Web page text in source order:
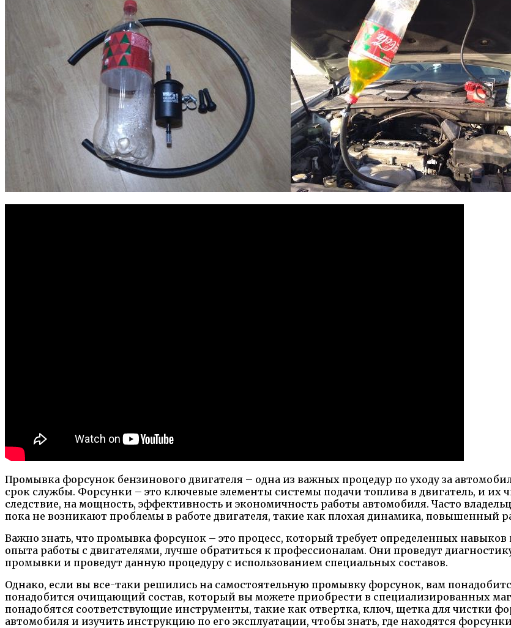
Промывка форсунок бензинового двигателя – одна из важных процедур по уходу за
срок службы. Форсунки – это ключевые элементы системы подачи топлива в двигатель, и их
следствие, на мощность, эффективность и экономичность работы автомобиля. Часто
пока не возникают проблемы в работе двигателя, такие как плохая динамика, повышенный
Важно знать, что промывка форсунок – это процесс, который требует определенных навыков
опыта работы с двигателями, лучше обратиться к профессионалам. Они проведут
промывки и проведут данную процедуру с использованием специальных составов.
Однако, если вы все-таки решились на самостоятельную промывку форсунок, вам
понадобится очищающий состав, который вы можете приобрести в специализированных
понадобятся соответствующие инструменты, такие как отвертка, ключ, щетка для чистки
автомобиля и изучить инструкцию по его эксплуатации, чтобы знать, где находятся